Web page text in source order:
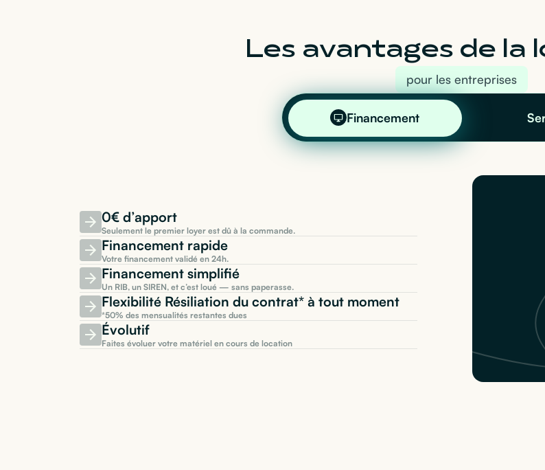
Les avantages de la
pour les entreprises
Financement
0€ d’apport
Seulement le premier loyer est dû à la commande.
Financement rapide
Votre financement validé en 24h.
Financement simplifié
Un RIB, un SIREN, et c’est loué — sans paperasse.
Flexibilité Résiliation du contrat* à tout moment
*50% des mensualités restantes dues
Évolutif
Faites évoluer votre matériel en cours de location